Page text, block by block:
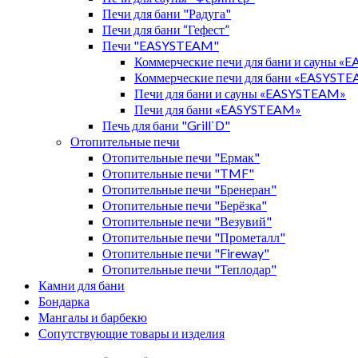
Печи для бани "Радуга"
Печи для бани “Гефест”
Печи "EASYSTEAM"
Коммерческие печи для бани и сауны
Коммерческие печи для бани
Печи для бани и сауны «EASYSTEAM»
Печи для бани «EASYSTEAM»
Печь для бани "Grill`D"
Отопительные печи
Отопительные печи "Ермак"
Отопительные печи "TMF"
Отопительные печи "Бренеран"
Отопительные печи "Берёзка"
Отопительные печи "Везувий"
Отопительные печи "Прометалл"
Отопительные печи "Fireway"
Отопительные печи "Теплодар"
Камни для бани
Бондарка
Мангалы и барбекю
Сопутствующие товары и изделия